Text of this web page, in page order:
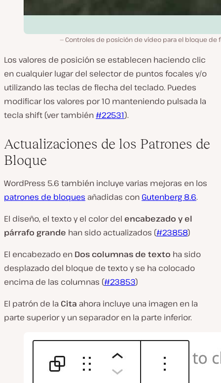
Controles de posición de vídeo para el bloque de
Los valores de posición se establecen haciendo clic
en cualquier lugar del selector de puntos focales y/o
utilizando las teclas de flecha del teclado. Puedes
modificar los valores por 10 manteniendo pulsada la
tecla shift (ver también#22531).
Actualizaciones de los Patrones de
Bloque
WordPress 5.6 también incluye varias mejoras en los
patrones de bloques añadidas con Gutenberg 8.6.
El diseño, el texto y el color del encabezado y el
párrafo grande han sido actualizados (#23858)
El encabezado en Dos columnas de texto ha sido
desplazado del bloque de texto y se ha colocado
encima de las columnas (#23853)
El patrón de la Cita ahora incluye una imagen en la
parte superior y un separador en la parte inferior.